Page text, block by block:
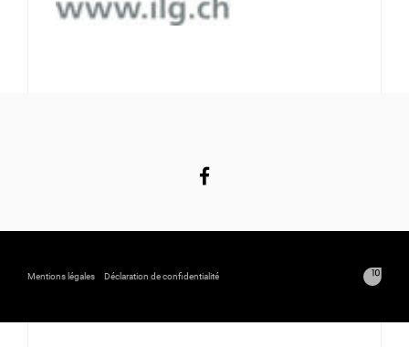
Mentions légales Déclaration de confidentialité